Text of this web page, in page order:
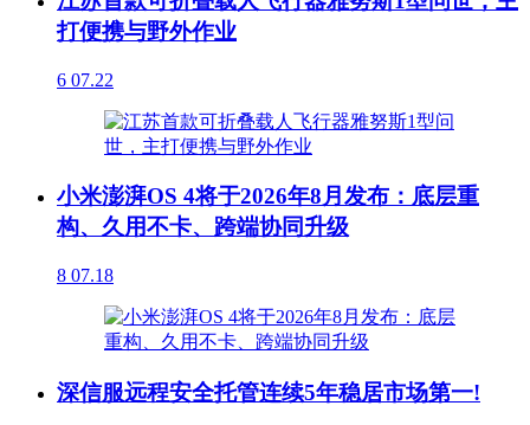
打便携与野外作业
6 07.22
小米澎湃OS 4将于2026年8月发布：底层重
构、久用不卡、跨端协同升级
8 07.18
深信服远程安全托管连续5年稳居市场第一!